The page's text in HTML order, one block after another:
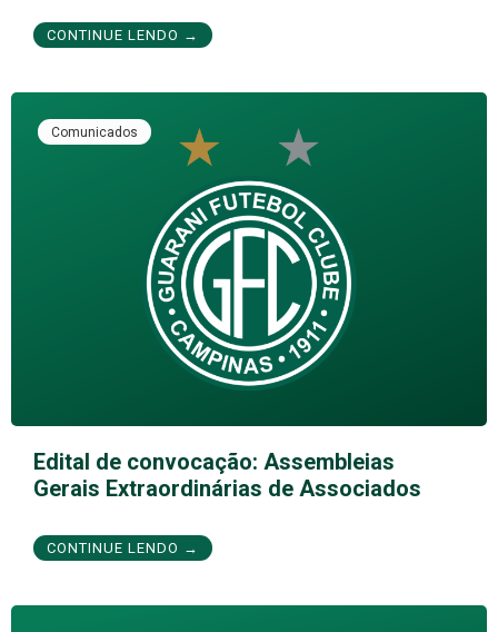
CONTINUE LENDO →
Comunicados
Edital de convocação: Assembleias
Gerais Extraordinárias de Associados
CONTINUE LENDO →